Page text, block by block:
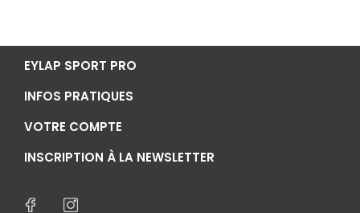
EYLAP SPORT PRO
INFOS PRATIQUES
VOTRE COMPTE
INSCRIPTION À LA NEWSLETTER